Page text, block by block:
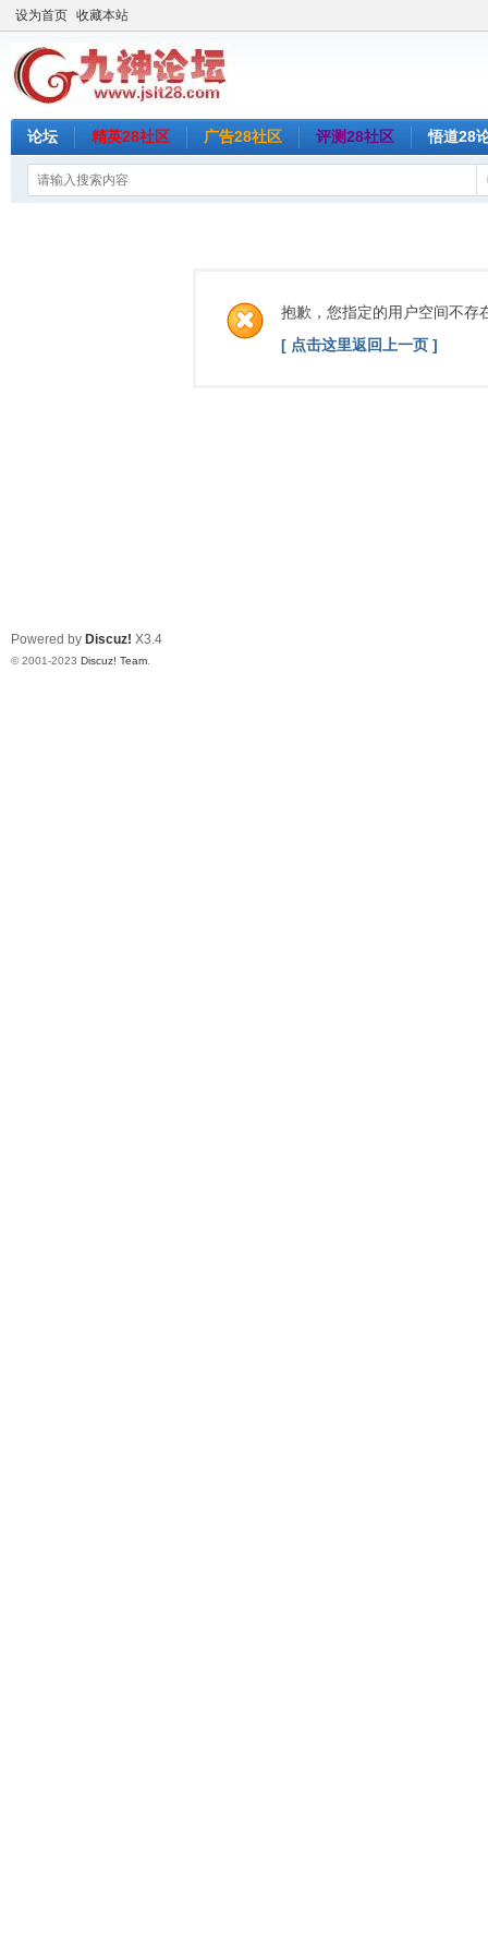
设为首页 收藏本站
论坛 精英28社区 广告28社区 评测28社区 悟道28
抱歉，您指定的用户空间不存
[ 点击这里返回上一页 ]
Powered by Discuz! X3.4
© 2001-2023 Discuz! Team